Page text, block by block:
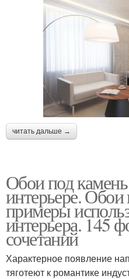
читать дальше →
Обои под
интерьере.
примеры
интерьера. 145
сочетаний
Характерное появление
тяготеют к романтике